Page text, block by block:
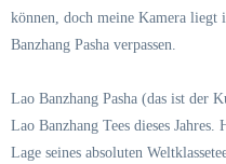
können, doch meine Kamera
Banzhang Pasha verpassen.
Lao Banzhang Pasha (das ist der
Lao Banzhang Tees dieses
Lage seines absoluten